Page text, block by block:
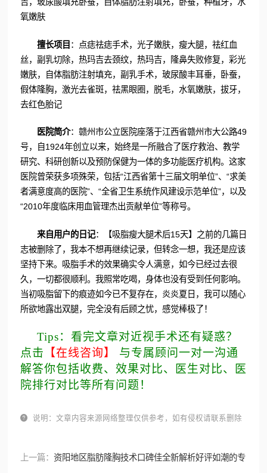
氧嫩肤
擅长项目 ：点痣祛痣手术，光子嫩肤，瘦大腿，祛红血
丝，副乳切除，热玛吉去颈纹，热玛吉，隆鼻失败修复，彩光
嫩肤，自体脂肪注射填充，副乳手术，玻尿酸丰耳垂，卧蚕，
假体隆胸，激光去雀斑，祛黑眼圈，脱毛，水氧嫩肤，拔牙，
去红色胎记
医院简介：赣州市公立医院座落于江西省赣州市大公路49
号，自1924年创立以来，始终是一所融合了医疗救治、教学
研究、科研创新以及预防保健为一体的多功能医疗机构。这家
医院曾荣获多项殊荣，包括“江西省第十三届文明单位”、“求美
者满意度高的医院”、“全省卫生系统作风建设示范单位”，以及
“2010年度临床用血管理杰出贡献单位”等称号。
来自用户的日记：【吸脂瘦大腿术后15天】之前的几篇日
志被删除了，我本不想再继续记录，但转念一想，我还是应该
坚持下来。吸脂手术的效果确实令人满意，如今已经过去很
久，一切都很顺利。我照常吃喝，身体也没有受到任何影响。
当初吸脂留下的痕迹如今已不复存在，炎炎夏日，我可以随心
所欲地露出双腿，完全没有后顾之忧，感觉棒极了！
Tips：看完文章对近视手术还有疑惑？
点击 【在线咨询】
与专属顾问一对一沟通
解答你包括收费、效果对比、医生对比、医
院排行对比等所有问题！
 说明：文章内容来源网络整理仅供参考，如有侵权请联系删除
上一篇： 资阳地区脂肪隆胸技术口碑佳全新解析好评如潮的专